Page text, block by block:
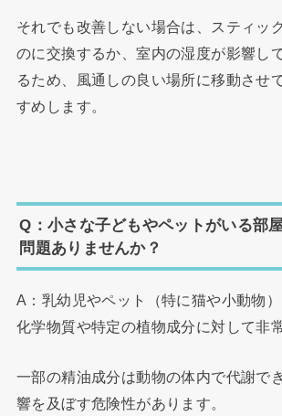
それでも改善しない場合は、スティッ
のに交換するか、室内の湿度が影響し
るため、風通しの良い場所に移動させ
すめします。
Q：小さな子どもやペットがいる部
問題ありませんか？
A：乳幼児やペット（特に猫や小動物
化学物質や特定の植物成分に対して非
一部の精油成分は動物の体内で代謝で
響を及ぼす危険性があります。